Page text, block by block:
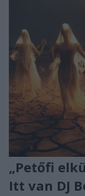
„Petőfi
Itt van DJ